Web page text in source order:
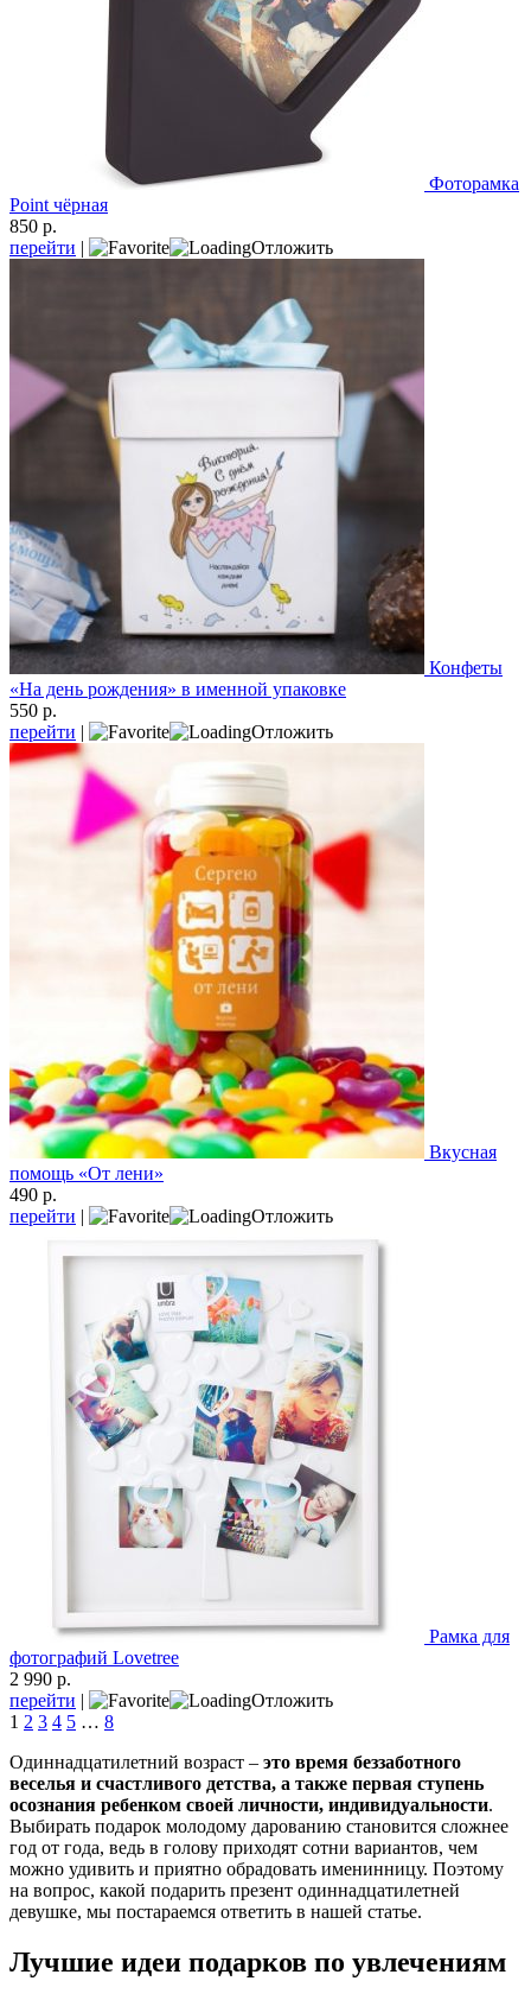
Фоторамка
Point чёрная
850 р.
перейти | Отложить
Конфеты
«На день рождения» в именной упаковке
550 р.
перейти | Отложить
Вкусная
помощь «От лени»
490 р.
перейти | Отложить
Рамка для
фотографий Lovetree
2 990 р.
перейти |
Отложить
1 2 3 4 5 … 8
Одиннадцатилетний возраст – это время беззаботного
веселья и счастливого детства, а также первая ступень
осознания ребенком своей личности, индивидуальности.
Выбирать подарок молодому дарованию становится сложнее
год от года, ведь в голову приходят сотни вариантов, чем
можно удивить и приятно обрадовать именинницу. Поэтому
на вопрос, какой подарить презент одиннадцатилетней
девушке, мы постараемся ответить в нашей статье.
Лучшие идеи подарков по увлечениям